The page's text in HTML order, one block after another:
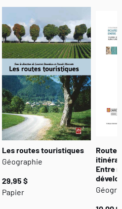
Les routes touristiques
Géographie
29,95 $
Papier
Entre